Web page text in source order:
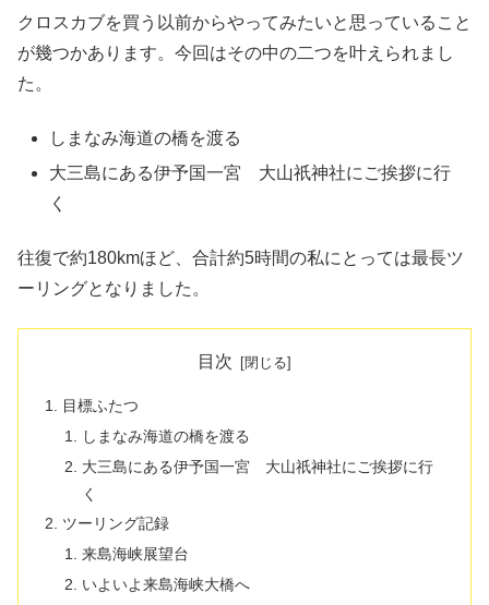
クロスカブを買う以前からやってみたいと思っていること
が幾つかあります。今回はその中の二つを叶えられまし
た。
しまなみ海道の橋を渡る
大三島にある伊予国一宮 大山祇神社にご挨拶に行
く
往復で約180kmほど、合計約5時間の私にとっては最長ツ
ーリングとなりました。
目次
目標ふたつ
しまなみ海道の橋を渡る
大三島にある伊予国一宮 大山祇神社にご挨拶に行
く
ツーリング記録
来島海峡展望台
いよいよ来島海峡大橋へ